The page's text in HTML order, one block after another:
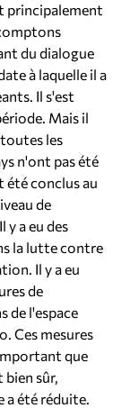
principalement
du dialogue
à laquelle il a
Il s'est
Mais il
les
n'ont pas été
été conclus au
de
a eu des
la lutte contre
Il y a eu
de
de l'espace
Ces mesures
que
bien sûr,
a été réduite.